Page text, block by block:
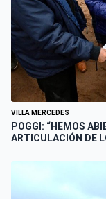
VILLA MERCEDES
POGGI: “HEMOS
ARTICULACIÓN DE